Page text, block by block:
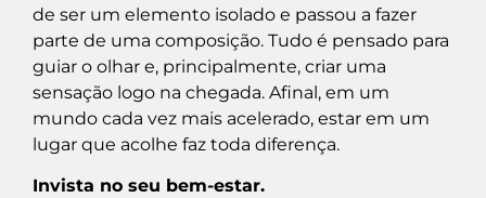
de ser um elemento isolado e passou a fazer
parte de uma composição. Tudo é pensado para
guiar o olhar e, principalmente, criar uma
sensação logo na chegada. Afinal, em um
mundo cada vez mais acelerado, estar em um
lugar que acolhe faz toda diferença.
Invista no seu bem-estar.